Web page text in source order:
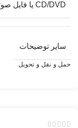
CD/DVD یا فایل صوتی
سایر توضیحات
حمل و نقل و تحویل